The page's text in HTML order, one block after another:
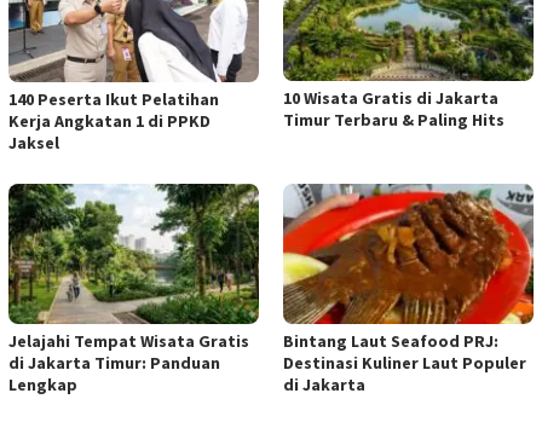
140 Peserta Ikut Pelatihan
Kerja Angkatan 1 di PPKD
Jaksel
10 Wisata Gratis di Jakarta
Timur Terbaru & Paling Hits
Jelajahi Tempat Wisata Gratis
di Jakarta Timur: Panduan
Lengkap
Bintang Laut Seafood PRJ:
Destinasi Kuliner Laut Populer
di Jakarta